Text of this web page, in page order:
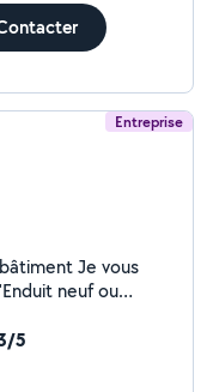
Entreprise
Je vous
5